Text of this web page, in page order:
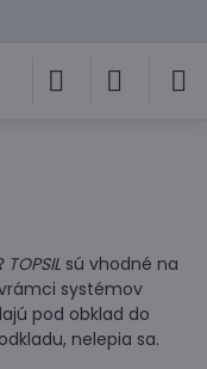
TOPSIL sú vhodné na
systémov
pod obklad do
nelepia sa.